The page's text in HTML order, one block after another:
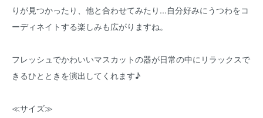
りが見つかったり、他と合わせてみたり...自分好みにうつわをコ
ーディネイトする楽しみも広がりますね。
フレッシュでかわいいマスカットの器が日常の中にリラックスで
きるひとときを演出してくれます♪
≪サイズ≫